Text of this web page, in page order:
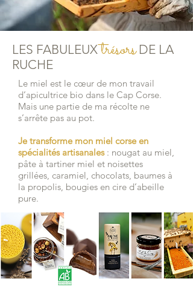
LES FABULEUXtrésorsDE LA
RUCHE
Le miel est le cœur de mon travail
d’apicultrice bio dans le Cap Corse.
Mais une partie de ma récolte ne
s’arrête pas au pot.
Je transforme mon miel corse en
spécialités artisanales: nougat au miel,
pâte à tartiner miel et noisettes
grillées, caramiel, chocolats, baumes à
la propolis, bougies en cire d’abeille
pure.